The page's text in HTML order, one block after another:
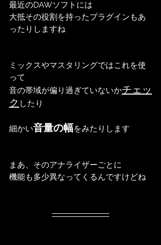
最近のDAWソフトには
大抵その役割を持ったプラグインもあ
ったりしますね
ミックスやマスタリングではこれを使
って
音の帯域が偏り過ぎていないかチェッ
ク したり
細かい音量の幅をみたりします
まあ、そのアナライザーごとに
機能も多少異なってくるんですけどね